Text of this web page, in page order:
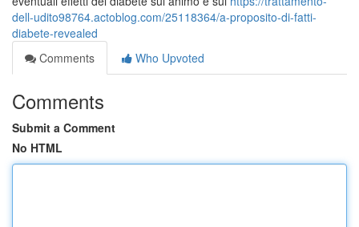
dell-udito98764.actoblog.com/25118364/a-proposito-di-fatti-
diabete-revealed
Comments
Who Upvoted
Comments
Submit a Comment
No HTML